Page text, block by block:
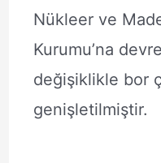
Nükleer ve
Kurumu’na
değişiklikle bor
genişletilmiştir.